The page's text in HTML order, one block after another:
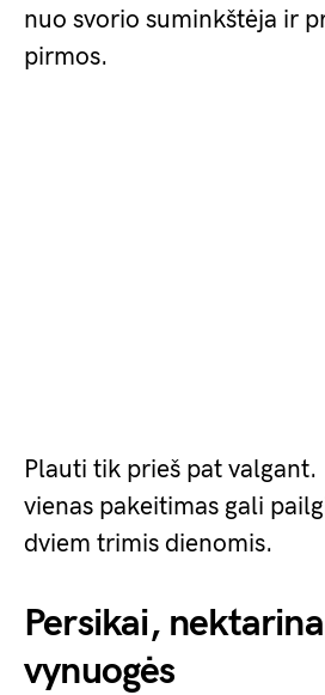
nuo svorio suminkštėja ir
pirmos.
Plauti tik prieš pat valgant.
vienas pakeitimas gali
dviem trimis dienomis.
Persikai,
vynuogės